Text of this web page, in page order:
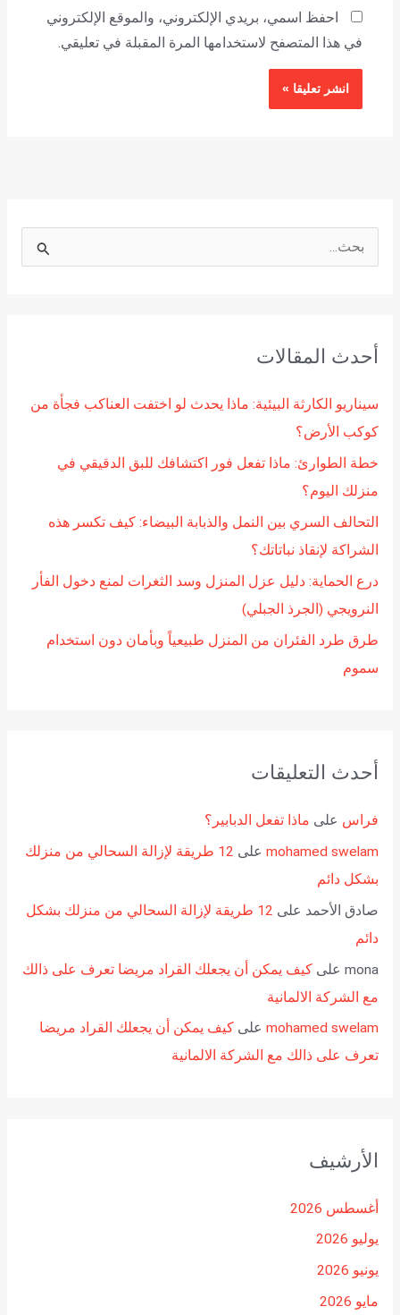
احفظ اسمي، بريدي الإلكتروني، والموقع الإلكتروني
في هذا المتصفح لاستخدامها المرة المقبلة في تعليقي.
ثأحدث المقالات
سيناريو الكارثة البيئية: ماذا يحدث لو اختفت العناكب فجأة من
كوكب الأرض؟
خطة الطوارئ: ماذا تفعل فور اكتشافك للبق الدقيقي في
منزلك اليوم؟
التحالف السري بين النمل والذبابة البيضاء: كيف تكسر هذه
الشراكة لإنقاذ نباتاتك؟
درع الحماية: دليل عزل المنزل وسد الثغرات لمنع دخول الفأر
النرويجي (الجرذ الجبلي)
طرق طرد الفئران من المنزل طبيعياً وبأمان دون استخدام
سموم
أحدث التعليقات
فراس على ماذا تفعل الدبابير؟
mohamed swelamعلى
12 طريقة لإزالة السحالي من منزلك
بشكل دائم
صادق الأحمد على
12 طريقة لإزالة السحالي من منزلك بشكل
دائم
monaعلى كيف يمكن أن يجعلك القراد مريضا تعرف على ذالك
مع الشركة الالمانية
mohamed swelamعلى كيف يمكن أن يجعلك القراد مريضا
تعرف على ذالك مع الشركة الالمانية
الأرشيف
أغسطس 2026
يوليو 2026
يونيو 2026
مايو 2026